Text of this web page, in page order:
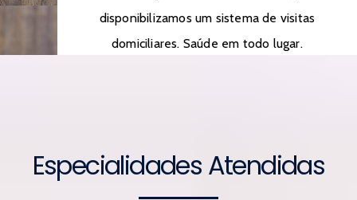
disponibilizamos um sistema de visitas
domiciliares. Saúde em todo lugar.
Especialidades Atendidas